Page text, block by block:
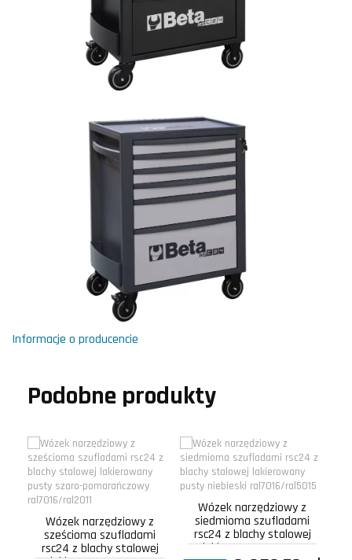
Informacje o producencie
Podobne produkty
Wózek narzędziowy z
sześcioma szufladami
rsc24 z blachy stalowej
Wózek narzędziowy z
siedmioma szufladami
rsc24 z blachy stalowej
lakierowany pusty...